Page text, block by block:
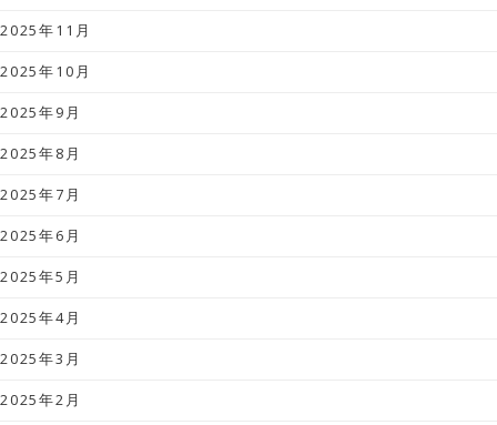
2025年11月
2025年10月
2025年9月
2025年8月
2025年7月
2025年6月
2025年5月
2025年4月
2025年3月
2025年2月